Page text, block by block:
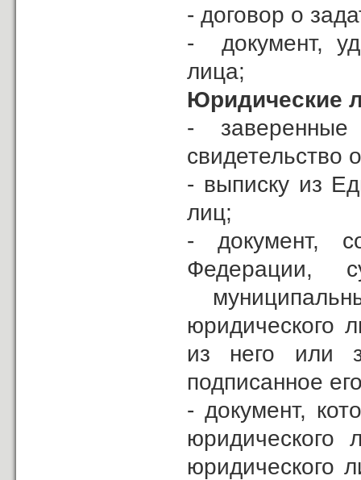
- договор о
- документ,
лица;
Юридические
-
свидетельство
- выписку из
лиц;
- документ,
Федерации,
юридического
из него или
подписанное
- документ,
юридического
юридического